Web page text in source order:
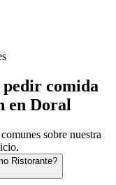
pedir comida
en Doral
sobre nuestra
Ristorante?